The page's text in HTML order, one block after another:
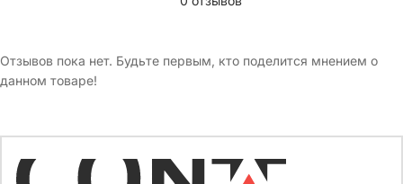
Отзывов пока нет. Будьте первым, кто поделится мнением о
данном товаре!